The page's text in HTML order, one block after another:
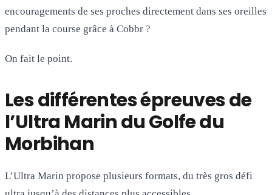
encouragements de ses proches directement dans ses oreilles
pendant la course grâce à Cobbr ?
On fait le point.
Les différentes épreuves de
l’Ultra Marin du Golfe du
Morbihan
L’Ultra Marin propose plusieurs formats, du très gros défi